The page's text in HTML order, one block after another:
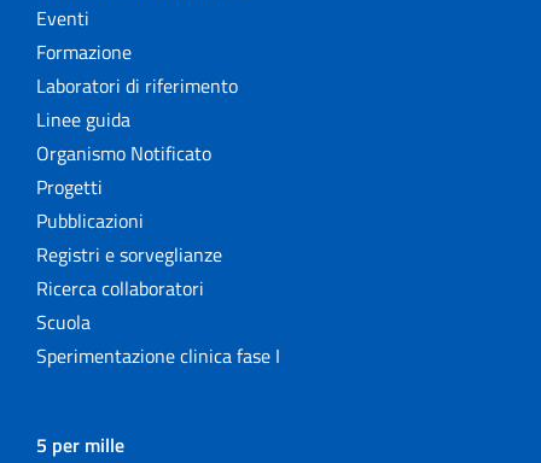
Eventi
Formazione
Laboratori di riferimento
Linee guida
Organismo Notificato
Progetti
Pubblicazioni
Registri e sorveglianze
Ricerca collaboratori
Scuola
Sperimentazione clinica fase I
5 per mille